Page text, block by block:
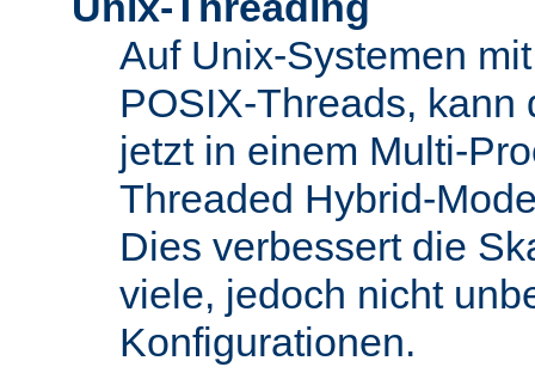
Auf Unix-Systemen
POSIX-Threads, kann
jetzt in einem Multi-
Threaded Hybrid-
Dies verbessert die
viele, jedoch nicht
Konfigurationen.